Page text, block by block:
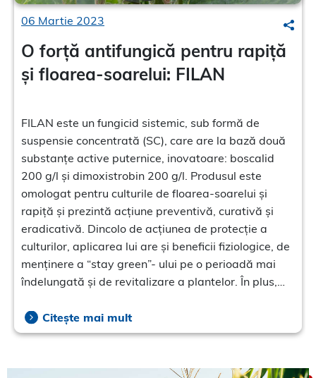
06 Martie 2023
O forță antifungică pentru rapiță
și floarea-soarelui: FILAN
FILAN este un fungicid sistemic, sub formă de
suspensie concentrată (SC), care are la bază două
substanțe active puternice, inovatoare: boscalid
200 g/l și dimoxistrobin 200 g/l. Produsul este
omologat pentru culturile de floarea-soarelui și
rapiță și prezintă acțiune preventivă, curativă și
eradicativă. Dincolo de acțiunea de protecție a
culturilor, aplicarea lui are și beneficii fiziologice, de
menținere a “stay green”- ului pe o perioadă mai
îndelungată și de revitalizare a plantelor. În plus,
bună a boabelor și, drept urmare, se pot obține
producții mai mari, de calitate mai bună.
Citește mai mult